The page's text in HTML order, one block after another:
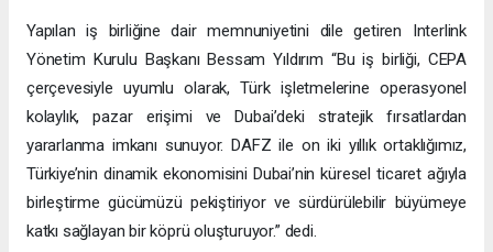
Yapılan iş birliğine dair memnuniyetini dile getiren Interlink
Yönetim Kurulu Başkanı Bessam Yıldırım “Bu iş birliği, CEPA
çerçevesiyle uyumlu olarak, Türk işletmelerine operasyonel
kolaylık, pazar erişimi ve Dubai’deki stratejik fırsatlardan
yararlanma imkanı sunuyor. DAFZ ile on iki yıllık ortaklığımız,
Türkiye’nin dinamik ekonomisini Dubai’nin küresel ticaret ağıyla
birleştirme gücümüzü pekiştiriyor ve sürdürülebilir büyümeye
katkı sağlayan bir köprü oluşturuyor.” dedi.